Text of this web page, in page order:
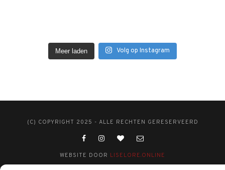
Meer laden Volg op Instagram
(C) COPYRIGHT 2025 - ALLE RECHTEN GERESERVEERD
WEBSITE DOOR LISELORE.ONLINE